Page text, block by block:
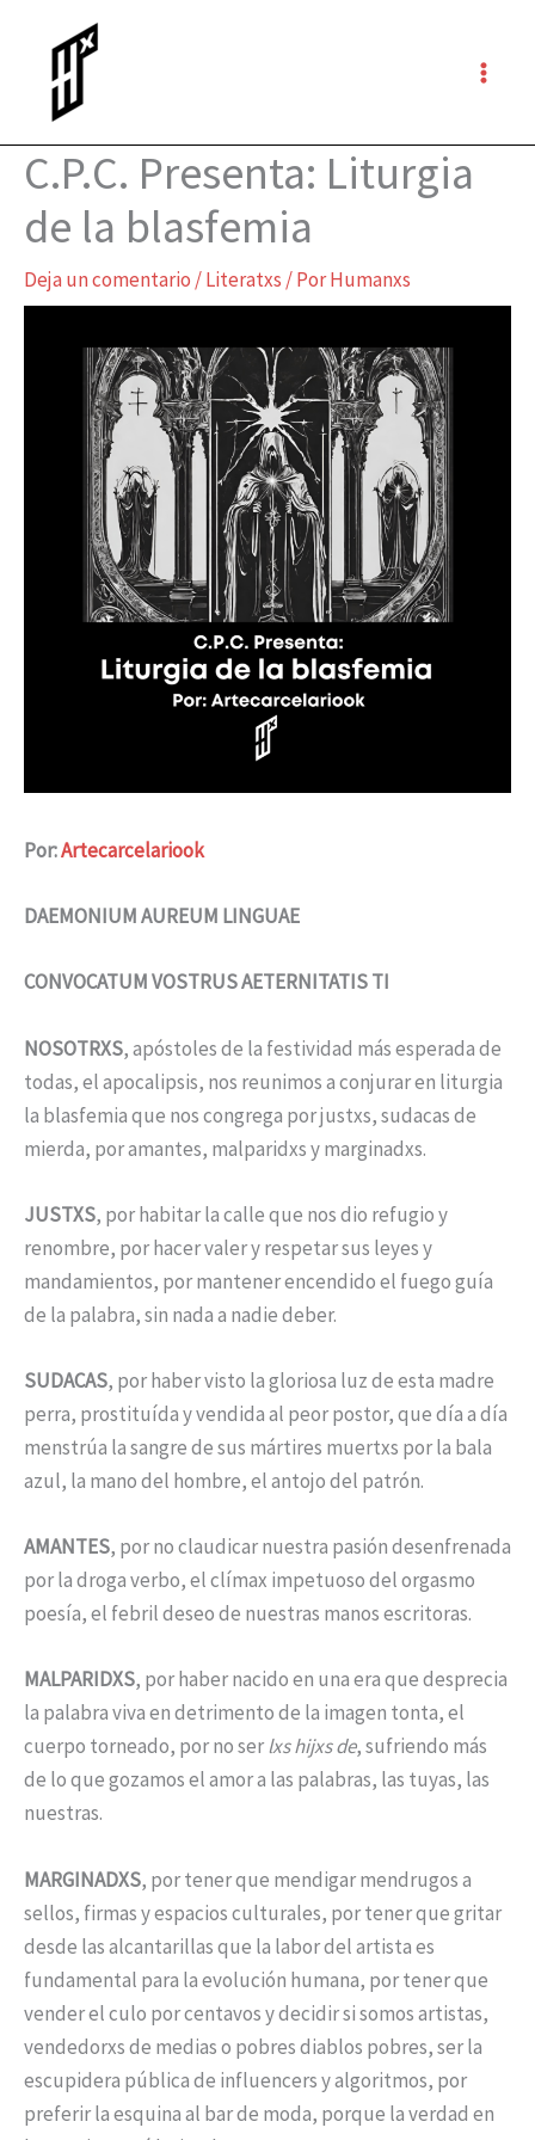
contenido
C.P.C. Presenta: Liturgia
de la blasfemia
Deja un comentario /Literatxs / PorHumanxs
Por:Artecarcelariook
DAEMONIUM AUREUM LINGUAE
CONVOCATUM VOSTRUS AETERNITATIS TI
NOSOTRXS, apóstoles de la festividad más esperada de
todas, el apocalipsis, nos reunimos a conjurar en liturgia
la blasfemia que nos congrega por justxs, sudacas de
mierda, por amantes, malparidxs y marginadxs.
JUSTXS, por habitar la calle que nos dio refugio y
renombre, por hacer valer y respetar sus leyes y
mandamientos, por mantener encendido el fuego guía
de la palabra, sin nada a nadie deber.
SUDACAS, por haber visto la gloriosa luz de esta madre
perra, prostituída y vendida al peor postor, que día a día
menstrúa la sangre de sus mártires muertxs por la bala
azul, la mano del hombre, el antojo del patrón.
AMANTES, por no claudicar nuestra pasión desenfrenada
por la droga verbo, el clímax impetuoso del orgasmo
poesía, el febril deseo de nuestras manos escritoras.
MALPARIDXS, por haber nacido en una era que desprecia
la palabra viva en detrimento de la imagen tonta, el
cuerpo torneado, por no serlxs hijxs de, sufriendo más
de lo que gozamos el amor a las palabras, las tuyas, las
nuestras.
MARGINADXS, por tener que mendigar mendrugos a
sellos, firmas y espacios culturales, por tener que gritar
desde las alcantarillas que la labor del artista es
fundamental para la evolución humana, por tener que
vender el culo por centavos y decidir si somos artistas,
vendedorxs de medias o pobres diablos pobres, ser la
escupidera pública de influencers y algoritmos, por
preferir la esquina al bar de moda, porque la verdad en